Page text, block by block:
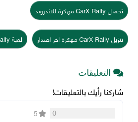
تحميل CarX Rally مهكرة للاندرويد
تنزيل CarX Rally مهكرة اخر اصدار لعبة CarX Rally مهكرة
التعليقات
شاركنا رأيك بالتعليقات!
0
5